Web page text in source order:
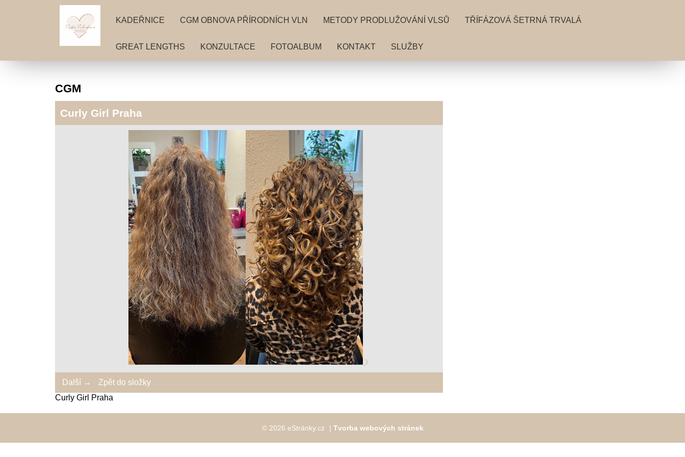
KADEŘNICE CGM OBNOVA PŘÍRODNÍCH VLN METODY PRODLUŽOVÁNÍ VLSŮ TŘÍFÁZOVÁ ŠETRNÁ TRVALÁ
GREAT LENGTHS KONZULTACE FOTOALBUM KONTAKT SLUŽBY
CGM
Curly Girl Praha
Další →
Zpět do složky
Curly Girl Praha
© 2026 eStránky.cz | Tvorba webových stránek